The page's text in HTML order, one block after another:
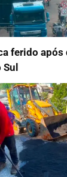
ferido após